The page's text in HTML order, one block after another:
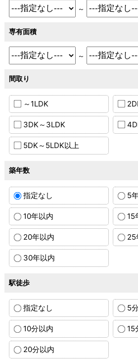
～
専有面積
～
間取り
～1LDK
3DK～3LDK
5DK～5LDK以上
築年数
指定なし 5
10年以内 15
20年以内 25
30年以内
駅徒歩
指定なし 5
10分以内 15
20分以内